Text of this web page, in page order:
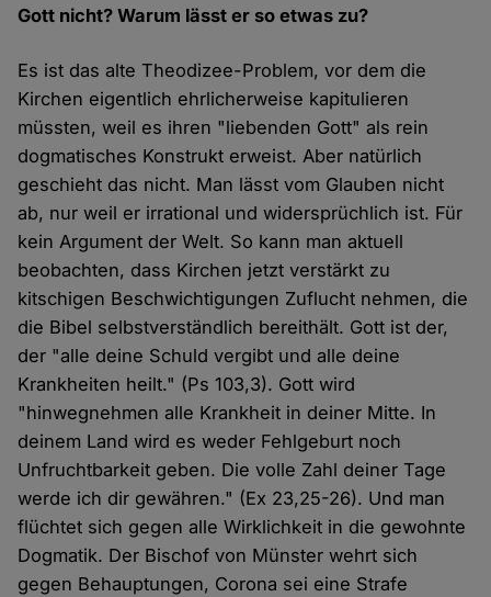
Gott nicht? Warum lässt er so etwas zu?
Es ist das alte Theodizee-Problem, vor dem die
Kirchen eigentlich ehrlicherweise kapitulieren
müssten, weil es ihren "liebenden Gott" als rein
dogmatisches Konstrukt erweist. Aber natürlich
geschieht das nicht. Man lässt vom Glauben nicht
ab, nur weil er irrational und widersprüchlich ist. Für
kein Argument der Welt. So kann man aktuell
beobachten, dass Kirchen jetzt verstärkt zu
kitschigen Beschwichtigungen Zuflucht nehmen, die
die Bibel selbstverständlich bereithält. Gott ist der,
der "alle deine Schuld vergibt und alle deine
Krankheiten heilt." (Ps 103,3). Gott wird
"hinwegnehmen alle Krankheit in deiner Mitte. In
deinem Land wird es weder Fehlgeburt noch
Unfruchtbarkeit geben. Die volle Zahl deiner Tage
werde ich dir gewähren." (Ex 23,25-26). Und man
flüchtet sich gegen alle Wirklichkeit in die gewohnte
Dogmatik. Der Bischof von Münster wehrt sich
gegen Behauptungen, Corona sei eine Strafe